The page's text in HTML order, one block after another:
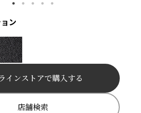
ン
インストアで購入する
店舗検索